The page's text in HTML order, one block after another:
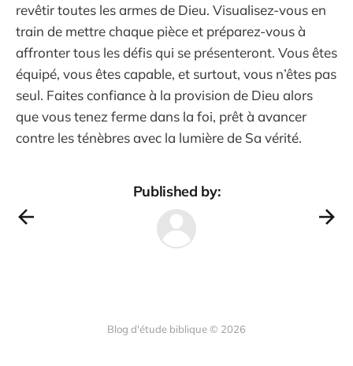
revêtir toutes les armes de Dieu. Visualisez-vous en
train de mettre chaque pièce et préparez-vous à
affronter tous les défis qui se présenteront. Vous êtes
équipé, vous êtes capable, et surtout, vous n’êtes pas
seul. Faites confiance à la provision de Dieu alors
que vous tenez ferme dans la foi, prêt à avancer
contre les ténèbres avec la lumière de Sa vérité.
Published by:
Blog d'étude biblique © 2026